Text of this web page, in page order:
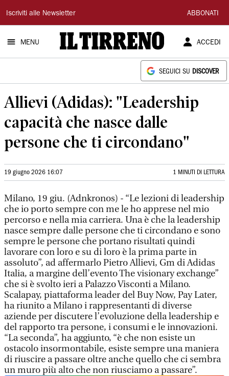
Il
Tirreno
Iscriviti alle Newsletter ABBONATI
MENU ACCEDI
SEGUICI SU DISCOVER
Allievi (Adidas): "Leadership
capacità che nasce dalle
persone che ti circondano"
19 giugno 2026 16:07 1 MINUTI DI LETTURA
Milano, 19 giu. (Adnkronos) - “Le lezioni di leadership
che io porto sempre con me le ho apprese nel mio
percorso e nella mia carriera. Una è che la leadership
nasce sempre dalle persone che ti circondano e sono
sempre le persone che portano risultati quindi
lavorare con loro e su di loro è la prima parte in
assoluto”, ad affermarlo Pietro Allievi, Gm di Adidas
Italia, a margine dell’evento The visionary exchange”
che si è svolto ieri a Palazzo Visconti a Milano.
Scalapay, piattaforma leader del Buy Now, Pay Later,
ha riunito a Milano i rappresentanti di diverse
aziende per discutere l’evoluzione della leadership e
del rapporto tra persone, i consumi e le innovazioni.
“La seconda”, ha aggiunto, “è che non esiste un
ostacolo insormontabile, esiste sempre una maniera
di riuscire a passare oltre anche quello che ci sembra
un muro più alto che non riusciamo a passare”.